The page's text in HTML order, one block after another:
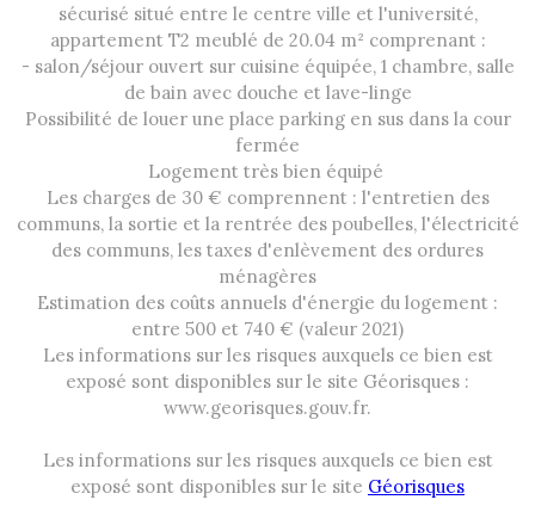
sécurisé situé entre le centre ville et l'université,
appartement T2 meublé de 20.04 m² comprenant :
- salon/séjour ouvert sur cuisine équipée, 1 chambre, salle
de bain avec douche et lave-linge
Possibilité de louer une place parking en sus dans la cour
fermée
Logement très bien équipé
Les charges de 30 € comprennent : l'entretien des
communs, la sortie et la rentrée des poubelles, l'électricité
des communs, les taxes d'enlèvement des ordures
ménagères
Estimation des coûts annuels d'énergie du logement :
entre 500 et 740 € (valeur 2021)
Les informations sur les risques auxquels ce bien est
exposé sont disponibles sur le site Géorisques :
www.georisques.gouv.fr.
Les informations sur les risques auxquels ce bien est
exposé sont disponibles sur le site Géorisques